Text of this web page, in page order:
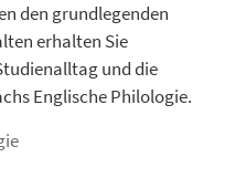
den grundlegenden
erhalten Sie
und die
Englische Philologie.